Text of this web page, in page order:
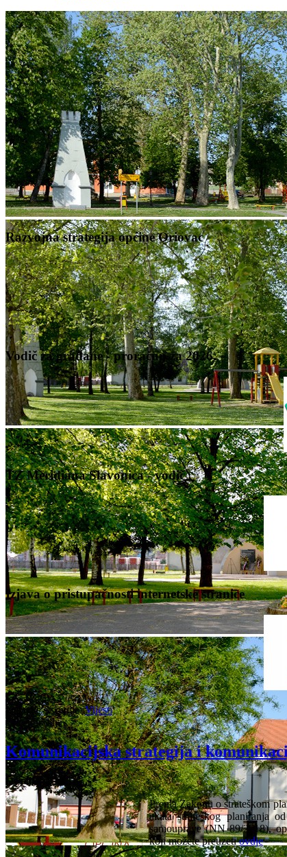
Razvojna strategija općine Oriovac
Vodič za građane - proračun za 2026.
TZ Meridiana Slavonica - vodič
Izjava o pristupačnosti internetske stranice
Nalazite se ovdje:Vijesti
2021. godina
Komunikacijska strategija i
Detalji
Prema Zakonu o strateškom
akata strateškog planiranja
samouprave (NN 89/2018),
koji možete preuzetiovdje